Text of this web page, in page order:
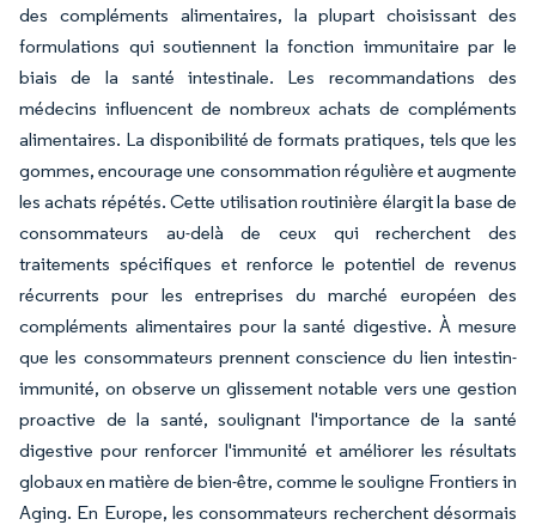
des compléments alimentaires, la plupart choisissant des
formulations qui soutiennent la fonction immunitaire par le
biais de la santé intestinale. Les recommandations des
médecins influencent de nombreux achats de compléments
alimentaires. La disponibilité de formats pratiques, tels que les
gommes, encourage une consommation régulière et augmente
les achats répétés. Cette utilisation routinière élargit la base de
consommateurs au-delà de ceux qui recherchent des
traitements spécifiques et renforce le potentiel de revenus
récurrents pour les entreprises du marché européen des
compléments alimentaires pour la santé digestive. À mesure
que les consommateurs prennent conscience du lien intestin-
immunité, on observe un glissement notable vers une gestion
proactive de la santé, soulignant l'importance de la santé
digestive pour renforcer l'immunité et améliorer les résultats
globaux en matière de bien-être, comme le souligne Frontiers in
Aging. En Europe, les consommateurs recherchent désormais